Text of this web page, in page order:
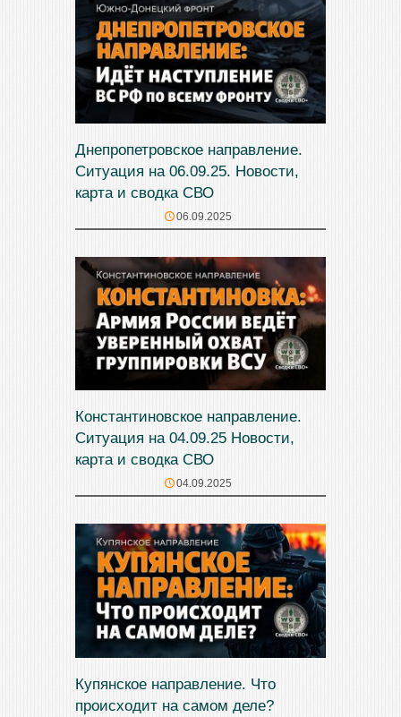
Днепропетровское направление.
Ситуация на 06.09.25. Новости,
карта и сводка СВО
06.09.2025
Константиновское направление.
Ситуация на 04.09.25 Новости,
карта и сводка СВО
04.09.2025
Купянское направление. Что
происходит на самом деле?